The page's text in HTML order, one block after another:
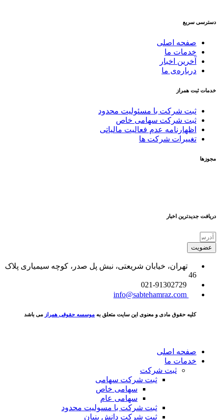
دسترسی سریع
صفحه اصلی
خدمات ما
آخرین اخبار
درباره‌ی ما
خدمات ثبت همراز
ثبت شرکت با مسئولیت محدود
ثبت شرکت سهامی خاص
اظهارنامه عدم فعالیت مالیاتی
تغییرات شرکت ها
مجوزها
دریافت جدیدترین اخبار
عضویت
تهران، خیابان شریعتی، نبش پل صدر، کوچه سیمیاری پلاک
46
021-91302729
info@sabtehamraz.com
کلیه حقوق مادی و معنوی این سایت متعلق به موسسه حقوقی همراز می باشد
صفحه اصلی
خدمات ما
ثبت شرکت
ثبت شرکت سهامی
سهامی خاص
سهامی عام
ثبت شرکت با مسولیت محدود
ثبت شرکت دانش بنیان